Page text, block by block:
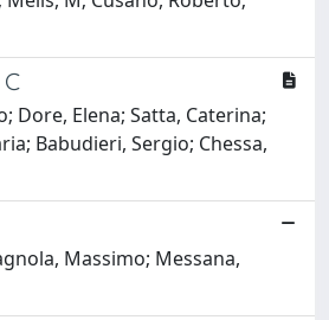
Dore, Elena; Satta, Caterina;
Babudieri, Sergio; Chessa,
Massimo; Messana,